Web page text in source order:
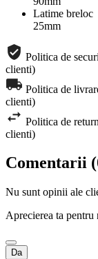
Latime breloc
25mm
Politica de
clienti)
Politica de
clienti)
Politica de
clienti)
Comentarii
Nu sunt opinii ale
Aprecierea ta
Da